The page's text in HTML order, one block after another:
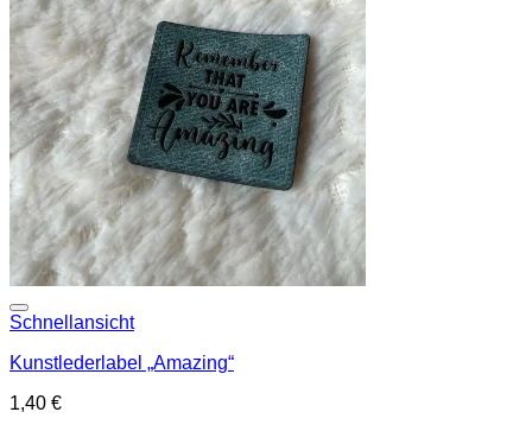
Schnellansicht
Kunstlederlabel „Amazing“
1,40 €